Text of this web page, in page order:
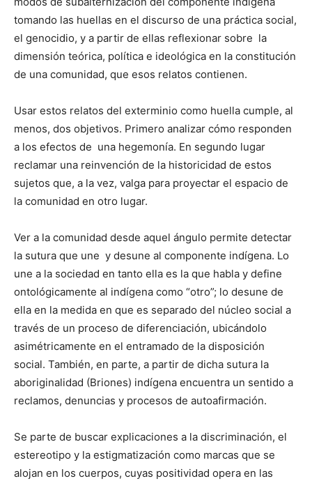
tomando las huellas en el discurso de una práctica social,
el genocidio, y a partir de ellas reflexionar sobre la
dimensión teórica, política e ideológica en la constitución
de una comunidad, que esos relatos contienen.
Usar estos relatos del exterminio como huella cumple, al
menos, dos objetivos. Primero analizar cómo responden
a los efectos de una hegemonía. En segundo lugar
reclamar una reinvención de la historicidad de estos
sujetos que, a la vez, valga para proyectar el espacio de
la comunidad en otro lugar.
Ver a la comunidad desde aquel ángulo permite detectar
la sutura que une y desune al componente indígena. Lo
une a la sociedad en tanto ella es la que habla y define
ontológicamente al indígena como “otro”; lo desune de
ella en la medida en que es separado del núcleo social a
través de un proceso de diferenciación, ubicándolo
asimétricamente en el entramado de la disposición
social. También, en parte, a partir de dicha sutura la
aboriginalidad (Briones) indígena encuentra un sentido a
reclamos, denuncias y procesos de autoafirmación.
Se parte de buscar explicaciones a la discriminación, el
estereotipo y la estigmatización como marcas que se
alojan en los cuerpos, cuyas positividad opera en las